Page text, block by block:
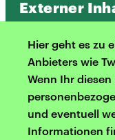
Externer
Hier geht es zu
Anbieters wie
Wenn Ihr
und eventuell
Informationen